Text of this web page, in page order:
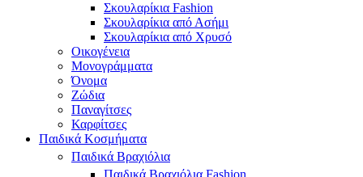
Σκουλαρίκια Fashion
Σκουλαρίκια από Ασήμι
Σκουλαρίκια από Χρυσό
Οικογένεια
Μονογράμματα
Όνομα
Ζώδια
Παναγίτσες
Καρφίτσες
Παιδικά Κοσμήματα
Παιδικά Βραχιόλια